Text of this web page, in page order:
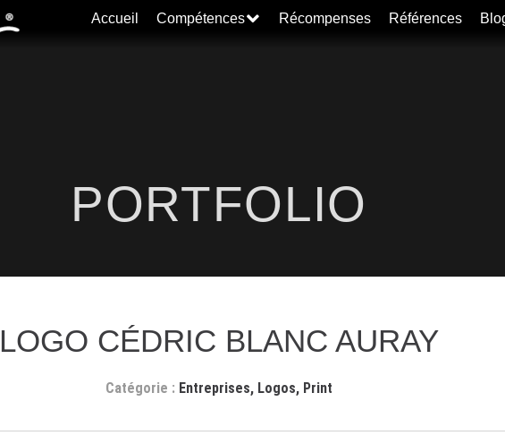
Accueil Compétences Récompenses Références
PORTFOLIO
LOGO CÉDRIC BLANC AURAY
Entreprises, Logos, Print